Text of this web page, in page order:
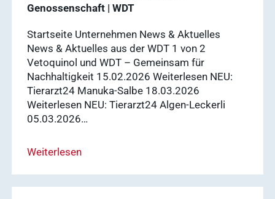
Nachhaltigkeit
anzeigen
WDT Info
Ergebnisse
anzeigen
Genossenschaft | WDT
Startseite Unternehmen News & Aktuelles
News & Aktuelles aus der WDT 1 von 2
Vetoquinol und WDT – Gemeinsam für
Nachhaltigkeit 15.02.2026 Weiterlesen NEU:
Tierarzt24 Manuka-Salbe 18.03.2026
Weiterlesen NEU: Tierarzt24 Algen-Leckerli
05.03.2026…
Weiterlesen